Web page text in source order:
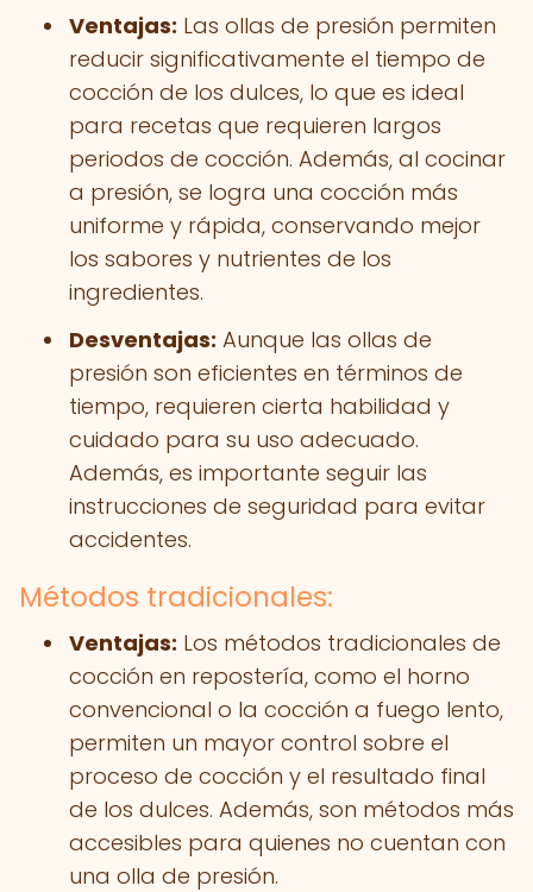
Ventajas: Las ollas de presión permiten
reducir significativamente el tiempo de
cocción de los dulces, lo que es ideal
para recetas que requieren largos
periodos de cocción. Además, al cocinar
a presión, se logra una cocción más
uniforme y rápida, conservando mejor
los sabores y nutrientes de los
ingredientes.
Desventajas: Aunque las ollas de
presión son eficientes en términos de
tiempo, requieren cierta habilidad y
cuidado para su uso adecuado.
Además, es importante seguir las
instrucciones de seguridad para evitar
accidentes.
Métodos tradicionales:
Ventajas: Los métodos tradicionales de
cocción en repostería, como el horno
convencional o la cocción a fuego lento,
permiten un mayor control sobre el
proceso de cocción y el resultado final
de los dulces. Además, son métodos más
accesibles para quienes no cuentan con
una olla de presión.